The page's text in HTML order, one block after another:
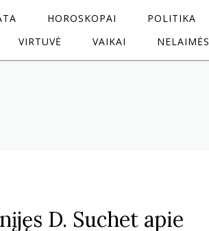
HOROSKOPAI POLITIKA
VIRTUVĖ
VAIKAI NELAIMĖS
D. Suchet apie